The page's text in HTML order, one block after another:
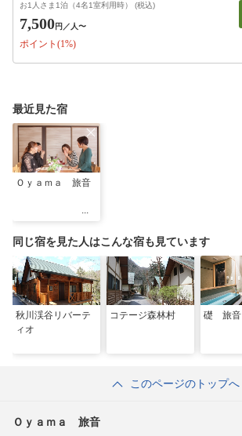
お1人さま1泊（4名1室利用時） (税込)
7,500円 ／人〜
ポイント(1%)
最近見た宿
Ｏｙａｍａ 旅音
同じ宿を見た人はこんな宿も見ています
秋川渓谷リバーテ
ィオ
コテージ森林村 礎 旅音
このページのトップへ
Ｏｙａｍａ 旅音